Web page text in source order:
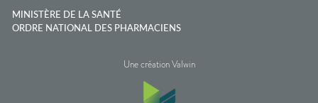
MINISTÈRE DE LA SANTÉ
ORDRE NATIONAL DES PHARMACIENS
Une création Valwin